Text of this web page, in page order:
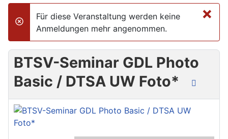
×
danger
Für diese Veranstaltung werden keine
Anmeldungen mehr angenommen.
BTSV-Seminar GDL Photo
Basic / DTSA UW Foto*